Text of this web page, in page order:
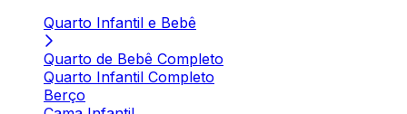
Quarto Infantil e Bebê
Quarto de Bebê Completo
Quarto Infantil Completo
Berço